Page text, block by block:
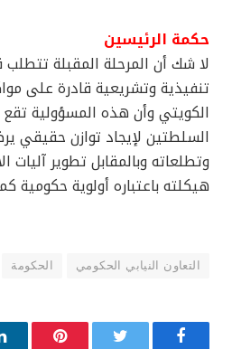
حكمة الرئيسين
لا شك أن المرحلة المقبلة تتطلب
تنفيذية وتشريعية قادرة على
الكويتي وأن هذه المسؤولية
السلطتين لإيجاد توازن حقيقي
وتطلعاته وبالمقابل تطوير آليات
هيكلته باعتباره أولوية حكومية
التعاون النيابي الحكومي الحكومة